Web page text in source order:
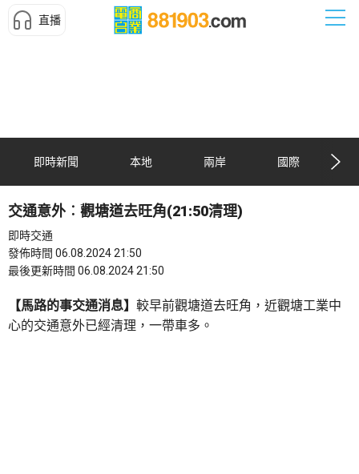
直播
即時新聞 本地 兩岸 國際
交通意外︰觀塘道去旺角(21:50清理)
即時交通
發佈時間 06.08.2024 21:50
最後更新時間 06.08.2024 21:50
【馬路的事交通消息】 較早前觀塘道去旺角，近觀塘工業中
心的交通意外已經清理，一帶車多。